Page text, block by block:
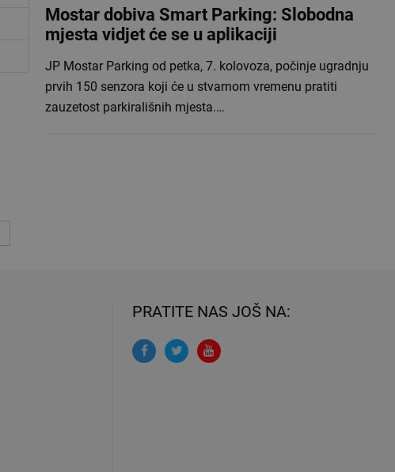
Mostar dobiva Smart Parking: Slobodna
mjesta vidjet će se u aplikaciji
JP Mostar Parking od petka, 7. kolovoza, počinje ugradnju
prvih 150 senzora koji će u stvarnom vremenu pratiti
zauzetost parkirališnih mjesta.…
PRATITE NAS JOŠ NA: